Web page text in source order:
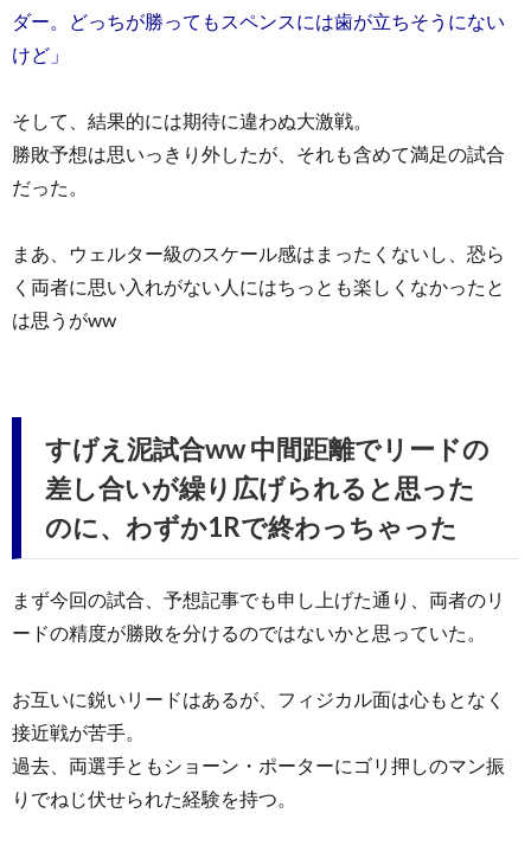
ダー。どっちが勝ってもスペンスには歯が立ちそうにない
けど」
そして、結果的には期待に違わぬ大激戦。
勝敗予想は思いっきり外したが、それも含めて満足の試合
だった。
まあ、ウェルター級のスケール感はまったくないし、恐ら
く両者に思い入れがない人にはちっとも楽しくなかったと
は思うがww
すげえ泥試合ww 中間距離でリードの
差し合いが繰り広げられると思った
のに、わずか1Rで終わっちゃった
まず今回の試合、予想記事でも申し上げた通り、両者のリ
ードの精度が勝敗を分けるのではないかと思っていた。
お互いに鋭いリードはあるが、フィジカル面は心もとなく
接近戦が苦手。
過去、両選手ともショーン・ポーターにゴリ押しのマン振
りでねじ伏せられた経験を持つ。